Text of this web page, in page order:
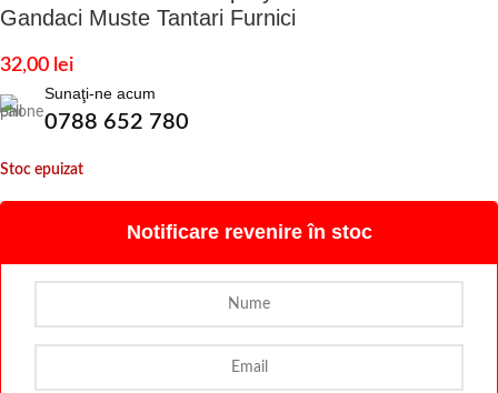
Gandaci Muste Tantari Furnici
32,00 lei
Sunaţi-ne acum
0788 652 780
Stoc epuizat
Notificare revenire în stoc